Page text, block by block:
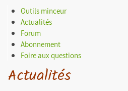
Outils minceur
Actualités
Forum
Abonnement
Foire aux questions
Actualités